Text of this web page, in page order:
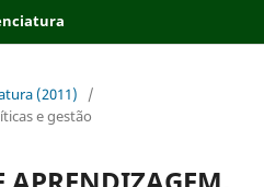
(2011)
/
e gestão